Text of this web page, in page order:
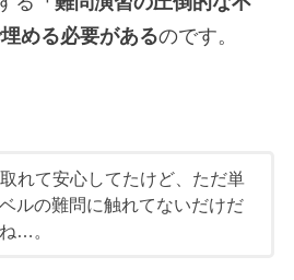
める必要があるのです。
れて安心してたけど、ただ単
ルの難問に触れてないだけだ
…。